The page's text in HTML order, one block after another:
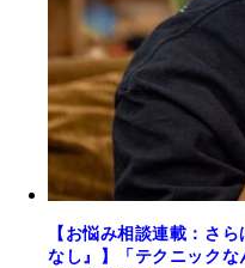
【お悩み相談連載：さ
なし』】「テクニック